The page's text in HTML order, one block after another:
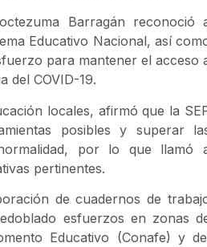
Barragán reconoció
Educativo Nacional, así
para mantener el acceso
del COVID-19.
locales, afirmó que la
posibles y superar
por lo que llamó
pertinentes.
de cuadernos de
esfuerzos en zonas
Educativo (Conafe) y